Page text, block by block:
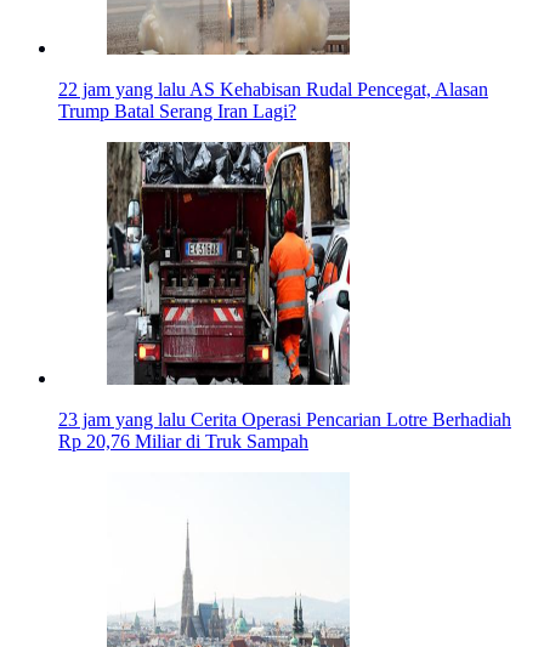
22 jam yang lalu AS Kehabisan Rudal Pencegat, Alasan
Trump Batal Serang Iran Lagi?
23 jam yang lalu Cerita Operasi Pencarian Lotre Berhadiah
Rp 20,76 Miliar di Truk Sampah